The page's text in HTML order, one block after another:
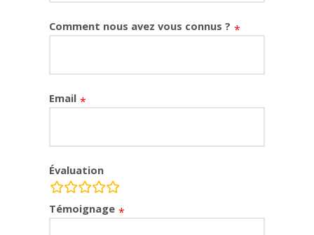
Comment nous avez vous connus ?
Email
Évaluation
rating
fields
Témoignage